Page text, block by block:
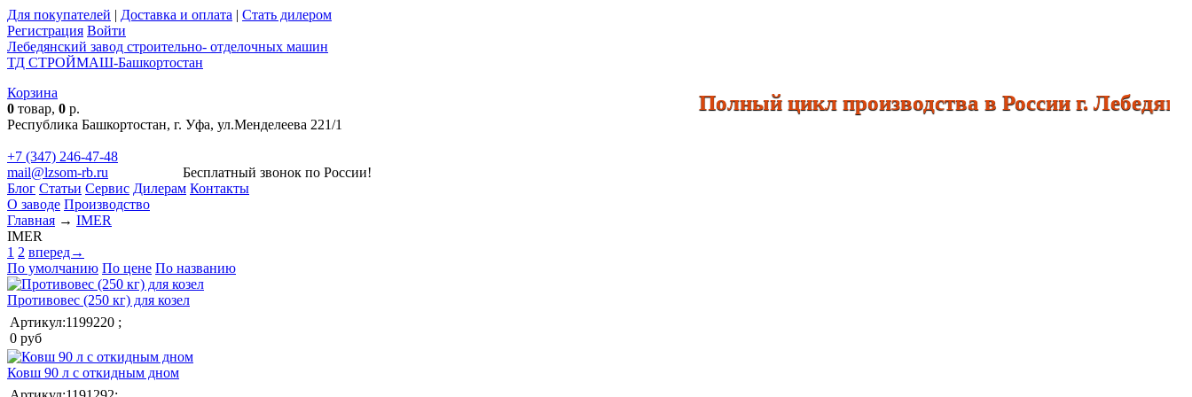
Для покупателей | Доставка и оплата | Стать дилером
Регистрация Войти
Лебедянский завод строительно- отделочных машин
ТД СТРОЙМАШ-Башкортостан
Полный цикл производства в России г.
Корзина
0 товар, 0 р.
Республика Башкортостан, г. Уфа, ул.Менделеева 221/1
+7 (347) 246-47-48
mail@lzsom-rb.ru Бесплатный звонок по России!
Блог Статьи Сервис Дилерам Контакты
О заводе Производство
Главная → IMER
IMER
1 2 вперед→
По умолчанию По цене По названию
Противовес (250 кг) для козел
Артикул:1199220 ;
0 руб
Ковш 90 л с откидным дном